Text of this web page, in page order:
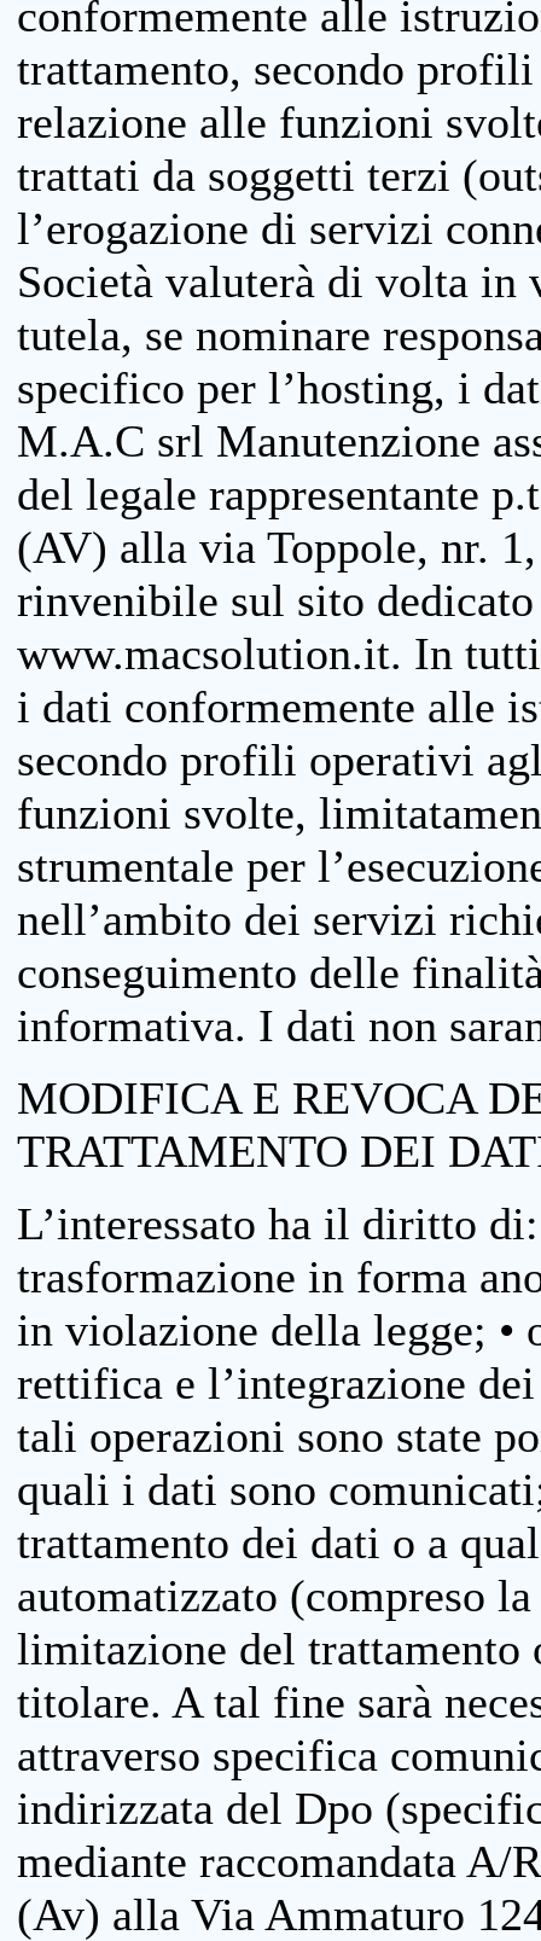
conformemente alle
trattamento, secondo
relazione alle funzioni
trattati da soggetti terzi
l’erogazione di servizi
Società valuterà di volta in
tutela, se nominare
specifico per l’hosting, i
M.A.C srl Manutenzione
del legale rappresentante
(AV) alla via Toppole, nr.
rinvenibile sul sito
www.macsolution.it. In
i dati conformemente alle
secondo profili operativi
funzioni svolte,
strumentale per
nell’ambito dei servizi
conseguimento delle
informativa. I dati non
MODIFICA E REVOCA
TRATTAMENTO DEI
L’interessato ha il diritto
trasformazione in forma
in violazione della legge; •
rettifica e l’integrazione
tali operazioni sono state
quali i dati sono
trattamento dei dati o a
automatizzato (compreso
limitazione del trattamento
titolare. A tal fine sarà
attraverso specifica
indirizzata del Dpo
mediante raccomandata
(Av) alla Via Ammaturo